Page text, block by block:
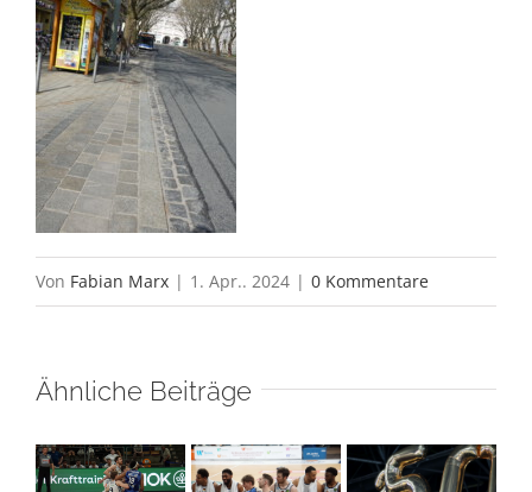
Von Fabian Marx | 1. Apr.. 2024 | 0 Kommentare
Ähnliche Beiträge